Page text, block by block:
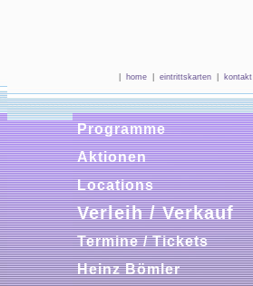
home eintrittskarten kontakt
Programme
Aktionen
Locations
Verleih / Verkauf
Termine / Tickets
Heinz Bömler